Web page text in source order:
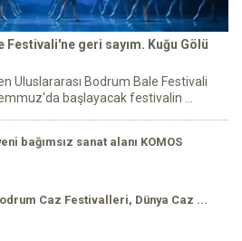
Festivali'ne geri sayım. Kuğu Gölü
Uluslararası Bodrum Bale Festivali
başlayacak festivalin ...
bağımsız sanat alanı KOMOS
Caz Festivalleri, Dünya Caz ...